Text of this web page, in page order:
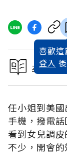
喜歡這
登入
本文出
任小姐到美
手機，撥電
看到女兒調
不少，開會的